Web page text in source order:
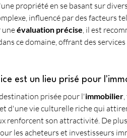
propriété en se basant sur
influencé par des facteurs
une évaluation précise, il est
ce domaine, offrant des
est un lieu prisé pour
prisée pour l'immobilier
d'une vie culturelle riche qui
renforcent son attractivité. De
les acheteurs et investisseurs